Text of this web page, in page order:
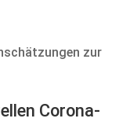
zur
Corona-